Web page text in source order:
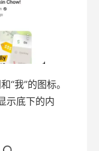
“我”的图标。
示底下的内